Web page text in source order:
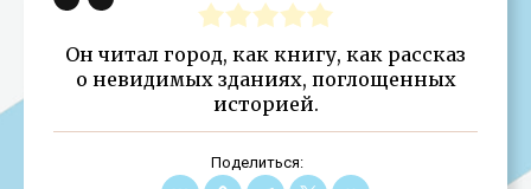
Он читал город, как книгу, как рассказ
о невидимых зданиях, поглощенных
историей.
Поделиться: